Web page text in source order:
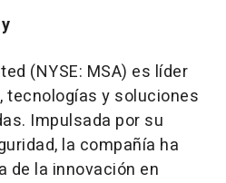
(NYSE: MSA) es líder
tecnologías y soluciones
Impulsada por su
la compañía ha
de la innovación en